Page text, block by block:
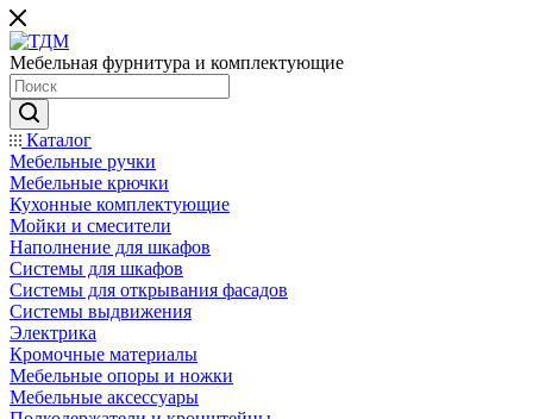
Мебельная фурнитура и комплектующие
Каталог
Мебельные ручки
Мебельные крючки
Кухонные комплектующие
Мойки и смесители
Наполнение для шкафов
Cистемы для шкафов
Системы для открывания фасадов
Системы выдвижения
Электрика
Кромочные материалы
Мебельные опоры и ножки
Мебельные аксессуары